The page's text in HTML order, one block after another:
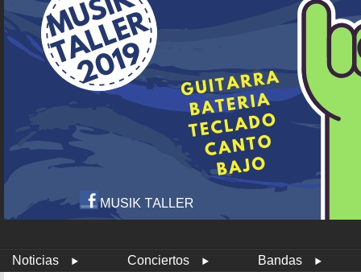
Noticias Conciertos Bandas